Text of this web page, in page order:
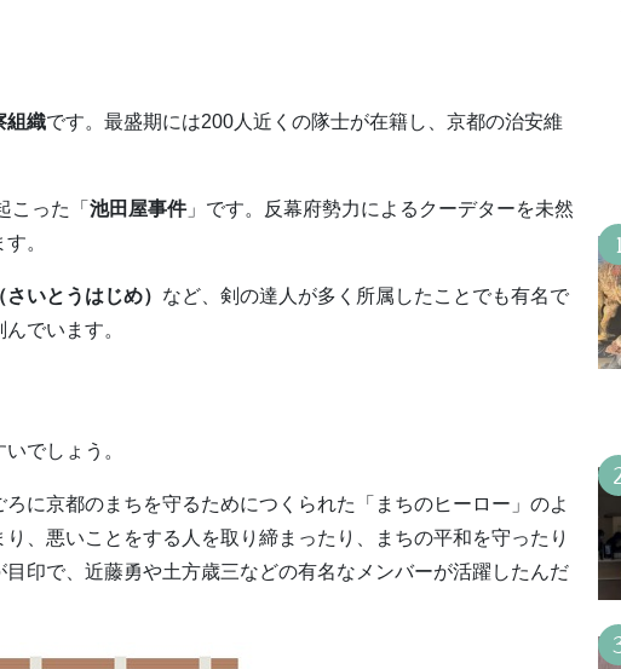
組織です。最盛期には200人近くの隊士が在籍し、京都の治安維
こった「 池田屋事件」です。反幕府勢力によるクーデターを未然
。
いとうはじめ） など、剣の達人が多く所属したことでも有名で
でいます。
でしょう。
に京都のまちを守るためにつくられた「まちのヒーロー」のよ
、悪いことをする人を取り締まったり、まちの平和を守ったり
印で、近藤勇や土方歳三などの有名なメンバーが活躍したんだ
1